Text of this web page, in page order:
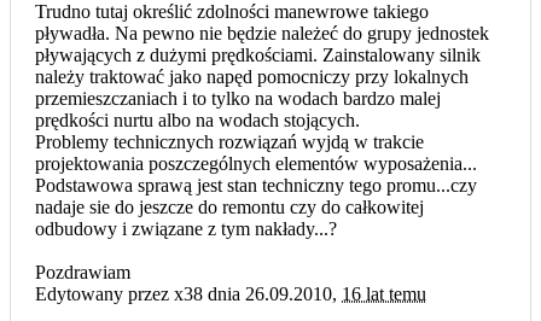
Trudno tutaj określić zdolności manewrowe takiego
pływadła. Na pewno nie będzie należeć do grupy jednostek
pływających z dużymi prędkościami. Zainstalowany silnik
należy traktować jako napęd pomocniczy przy lokalnych
przemieszczaniach i to tylko na wodach bardzo malej
prędkości nurtu albo na wodach stojących.
Problemy technicznych rozwiązań wyjdą w trakcie
projektowania poszczególnych elementów wyposażenia...
Podstawowa sprawą jest stan techniczny tego promu...czy
nadaje sie do jeszcze do remontu czy do całkowitej
odbudowy i związane z tym nakłady...?
Pozdrawiam
Edytowany przez x38 dnia 26.09.2010, 16 lat temu